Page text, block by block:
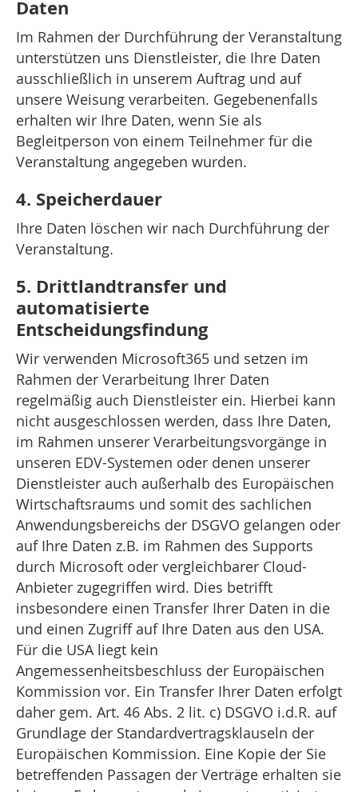
Daten
Im Rahmen der Durchführung der Veranstaltung
unterstützen uns Dienstleister, die Ihre Daten
ausschließlich in unserem Auftrag und auf
unsere Weisung verarbeiten. Gegebenenfalls
erhalten wir Ihre Daten, wenn Sie als
Begleitperson von einem Teilnehmer für die
Veranstaltung angegeben wurden.
4. Speicherdauer
Ihre Daten löschen wir nach Durchführung der
Veranstaltung.
5. Drittlandtransfer und
automatisierte
Entscheidungsfindung
Wir verwenden Microsoft365 und setzen im
Rahmen der Verarbeitung Ihrer Daten
regelmäßig auch Dienstleister ein. Hierbei kann
nicht ausgeschlossen werden, dass Ihre Daten,
im Rahmen unserer Verarbeitungsvorgänge in
unseren EDV-Systemen oder denen unserer
Dienstleister auch außerhalb des Europäischen
Wirtschaftsraums und somit des sachlichen
Anwendungsbereichs der DSGVO gelangen oder
auf Ihre Daten z.B. im Rahmen des Supports
durch Microsoft oder vergleichbarer Cloud-
Anbieter zugegriffen wird. Dies betrifft
insbesondere einen Transfer Ihrer Daten in die
und einen Zugriff auf Ihre Daten aus den USA.
Für die USA liegt kein
Angemessenheitsbeschluss der Europäischen
Kommission vor. Ein Transfer Ihrer Daten erfolgt
daher gem. Art. 46 Abs. 2 lit. c) DSGVO i.d.R. auf
Grundlage der Standardvertragsklauseln der
Europäischen Kommission. Eine Kopie der Sie
betreffenden Passagen der Verträge erhalten sie